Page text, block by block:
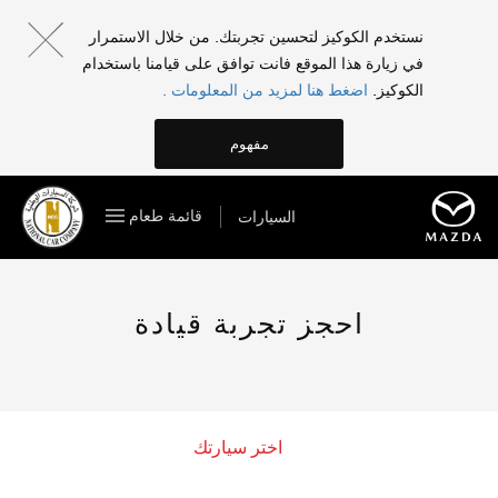
نستخدم الكوكيز لتحسين تجربتك. من خلال الاستمرار
في زيارة هذا الموقع فانت توافق على قيامنا باستخدام
الكوكيز.
اضغط هنا لمزيد من المعلومات .
مفهوم
السيارات قائمة طعام
احجز تجربة قيادة
اختر سيارتك